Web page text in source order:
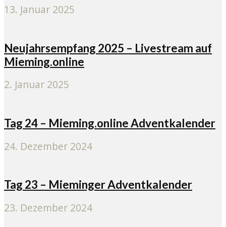
13. Januar 2025
Neujahrsempfang 2025 – Livestream auf
Mieming.online
2. Januar 2025
Tag 24 – Mieming.online Adventkalender
24. Dezember 2024
Tag 23 – Mieminger Adventkalender
23. Dezember 2024